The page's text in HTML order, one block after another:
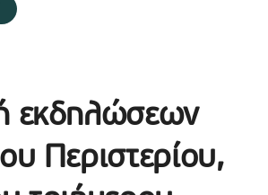
εκδηλώσεων
Περιστερίου,